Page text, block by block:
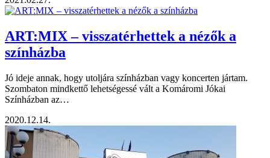
ART:MIX – visszatérhettek a nézők a
színházba
Jó ideje annak, hogy utoljára színházban vagy koncerten jártam.
Szombaton mindkettő lehetségessé vált a Komáromi Jókai
Színházban az…
2020.12.14.